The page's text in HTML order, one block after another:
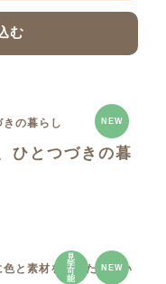
む
NEW
ひとつづきの暮
見
学
可
能
NEW